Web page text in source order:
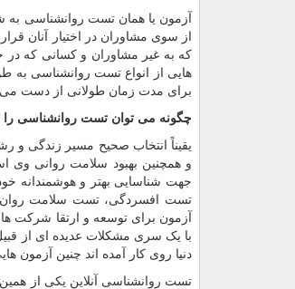
آزمون یا همان تست روانشناسی به
از سوی مشاوران در اختیار آنان
که به غیر مشاوران و کسانی که در
هایی از انواع تست روانشناسی به
برای مدت زمان طولانی از دست می
چگونه می توان تست روانشناسی را
یقیناً انتخاب صحیح مسیر زندگی و
و همچنین بهبود سلامت روانی وی
جهت شناسایی بهتر و هوشمندانه
تست افسردگی، تست سلامت
آزمون برای توسعه و ارتقا شرکت
با یک سری مشکلات عدیده ای از
دنیا روی کار آمده اند چنین آزمون
تست روانشناسی آنلاین یکی از